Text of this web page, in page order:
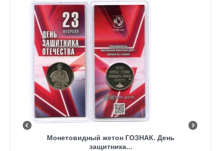
ДОБАВИТЬ В КОРЗИНУ
Монетовидный жетон ГОЗНАК. День
защитника...